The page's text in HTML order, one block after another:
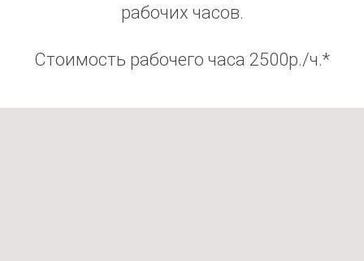
рабочих часов.
Стоимость рабочего часа 2500р./ч.*